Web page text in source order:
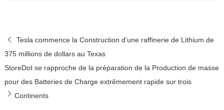
Tesla commence la Construction d’une raffinerie de Lithium de
375 millions de dollars au Texas
StoreDot se rapproche de la préparation de la Production de masse
pour des Batteries de Charge extrêmement rapide sur trois
Continents